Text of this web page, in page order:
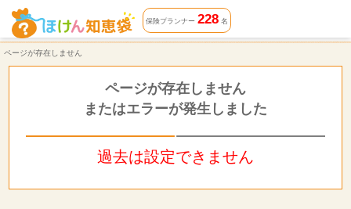
ページが存在しません | ほけん知恵袋
保険プランナー 228名
ページが存在しません
ページが存在しません
またはエラーが発生しました
過去は設定できません